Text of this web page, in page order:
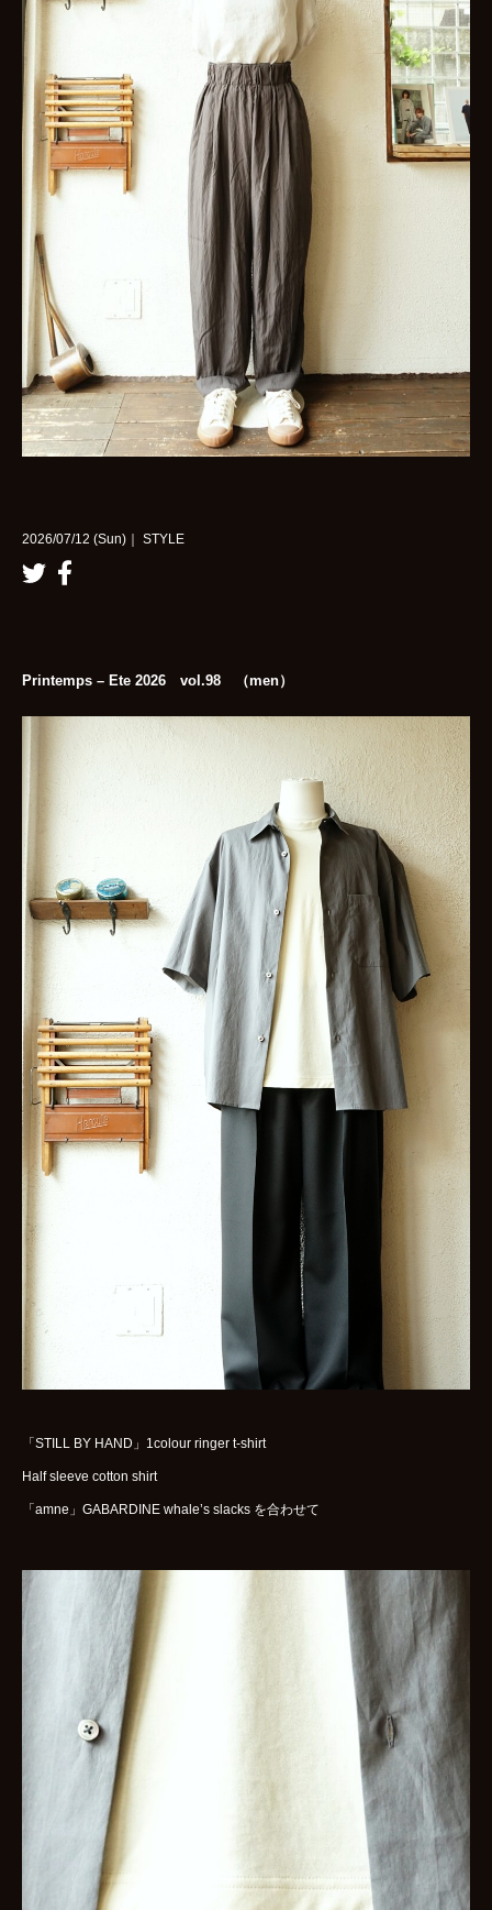
2026/07/12 (Sun)｜ STYLE
Printemps – Ete 2026 vol.98 （men）
「STILL BY HAND」1colour ringer t-shirt
Half sleeve cotton shirt
「amne」GABARDINE whale’s slacks を合わせて